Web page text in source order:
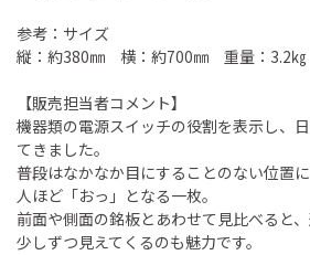
参考：サイズ
縦：約380㎜ 横：約700㎜ 重量：3.2㎏
【販売担当者コメント】
機器類の電源スイッチの役割を表示し、
てきました。
普段はなかなか目にすることのない位置
人ほど「おっ」となる一枚。
前面や側面の銘板とあわせて見比べると
少しずつ見えてくるのも魅力です。